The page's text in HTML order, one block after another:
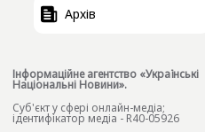
Архів
Інформаційне агентство «Українські
Національні Новини».
Cуб'єкт у сфері онлайн-медіа;
ідентифікатор медіа - R40-05926